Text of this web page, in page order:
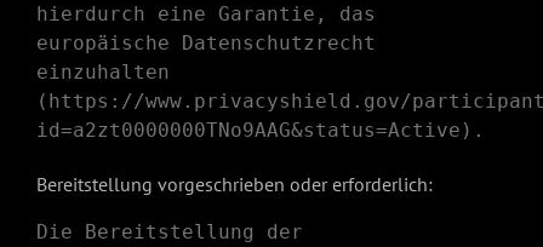
hierdurch eine Garantie, das
europäische Datenschutzrecht
einzuhalten
( https://www.privacyshield.gov/
id=a2zt0000000TNo9AAG&status=Active ).
Bereitstellung vorgeschrieben oder erforderlich:
Die Bereitstellung der